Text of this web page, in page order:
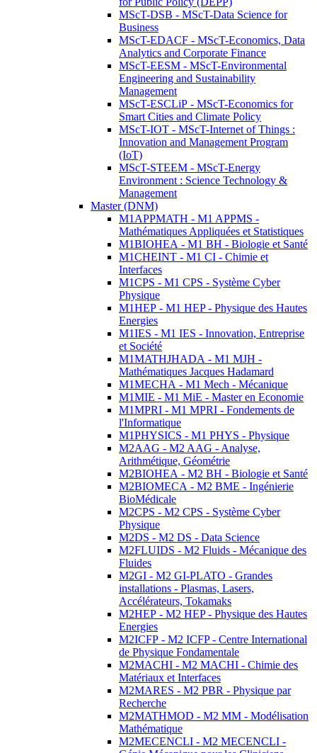
MScT-DSB - MScT-Data Science for
Business
MScT-EDACF - MScT-Economics, Data
Analytics and Corporate Finance
MScT-EESM - MScT-Environmental
Engineering and Sustainability
Management
MScT-ESCLiP - MScT-Economics for
Smart Cities and Climate Policy
MScT-IOT - MScT-Internet of Things :
Innovation and Management Program
(IoT)
MScT-STEEM - MScT-Energy
Environment : Science Technology &
Management
Master (DNM)
M1APPMATH - M1 APPMS -
Mathématiques Appliquées et Statistiques
M1BIOHEA - M1 BH - Biologie et Santé
M1CHEINT - M1 CI - Chimie et
Interfaces
M1CPS - M1 CPS - Système Cyber
Physique
M1HEP - M1 HEP - Physique des Hautes
Energies
M1IES - M1 IES - Innovation, Entreprise
et Société
M1MATHJHADA - M1 MJH -
Mathématiques Jacques Hadamard
M1MECHA - M1 Mech - Mécanique
M1MIE - M1 MiE - Master en Economie
M1MPRI - M1 MPRI - Fondements de
l'Informatique
M1PHYSICS - M1 PHYS - Physique
M2AAG - M2 AAG - Analyse,
Arithmétique, Géométrie
M2BIOHEA - M2 BH - Biologie et Santé
M2BIOMECA - M2 BME - Ingénierie
BioMédicale
M2CPS - M2 CPS - Système Cyber
Physique
M2DS - M2 DS - Data Science
M2FLUIDS - M2 Fluids - Mécanique des
Fluides
M2GI - M2 GI-PLATO - Grandes
installations - Plasmas, Lasers,
Accélérateurs, Tokamaks
M2HEP - M2 HEP - Physique des Hautes
Energies
M2ICFP - M2 ICFP - Centre International
de Physique Fondamentale
M2MACHI - M2 MACHI - Chimie des
Matériaux et Interfaces
M2MARES - M2 PBR - Physique par
Recherche
M2MATHMOD - M2 MM - Modélisation
Mathématique
M2MECENCLI - M2 MECENCLI -